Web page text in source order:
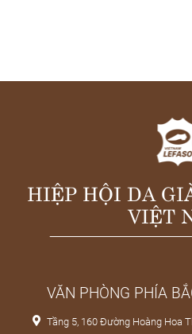
HIỆP HỘI DA
VIỆT
VĂN PHÒNG PHÍA
Tầng 5, 160 Đường Hoàng Hoa